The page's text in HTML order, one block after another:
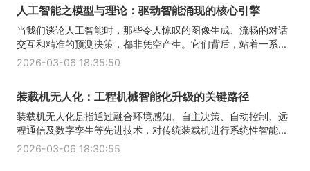
人工智能之模型与理论：驱动智能涌现的核心引擎
当我们谈论人工智能时，那些令人惊叹的图像生成、流畅的对话
交互和精准的预测决策，都非凭空产生。它们背后，站着一系...
2026-03-06 18:35:50
装载机无人化：工程机械智能化升级的关键路径
装载机无人化是指通过融合环境感知、自主决策、自动控制、远
程通信及数字孪生等先进技术，对传统装载机进行系统性智能...
2026-03-06 18:30:55